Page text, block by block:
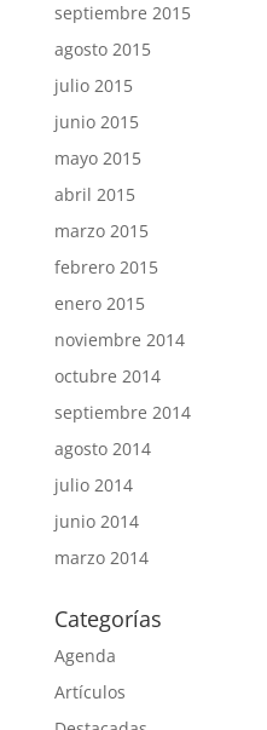
septiembre 2015
agosto 2015
julio 2015
junio 2015
mayo 2015
abril 2015
marzo 2015
febrero 2015
enero 2015
noviembre 2014
octubre 2014
septiembre 2014
agosto 2014
julio 2014
junio 2014
marzo 2014
Categorías
Agenda
Artículos